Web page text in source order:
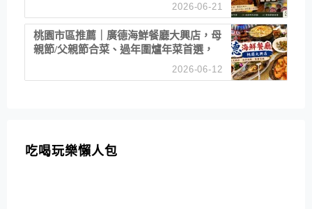
2026-06-21
桃園市區推薦｜廣德海鮮餐廳大興店，母
親節/父親節合菜、過年圍爐年菜首選，
2026-06-12
吃喝玩樂懶人包